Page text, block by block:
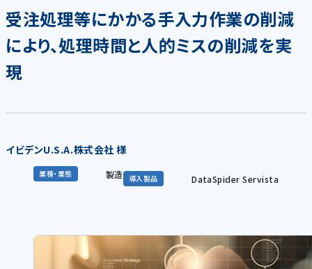
受注処理等にかかる手入力作業の削減
により、処理時間と人的ミスの削減を実
現
イビデンU.S.A.株式会社 様
業種・業態 製造 導入製品 DataSpider Servista